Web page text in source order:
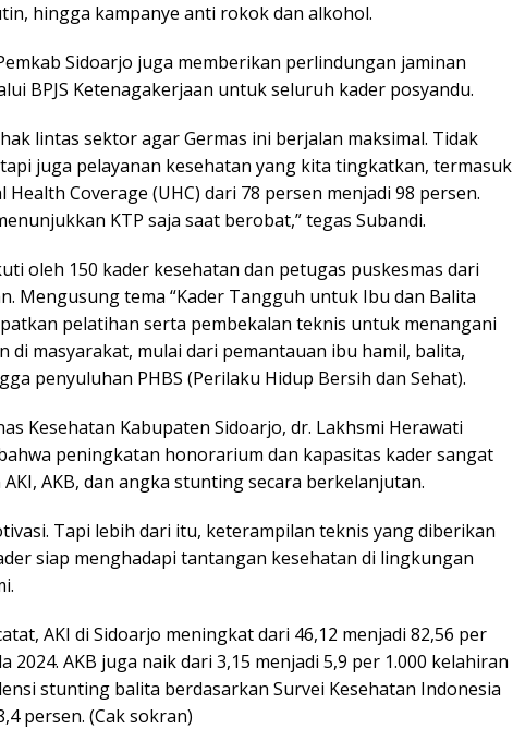
hingga kampanye anti rokok dan alkohol.
Sidoarjo juga memberikan perlindungan jaminan
BPJS Ketenagakerjaan untuk seluruh kader posyandu.
lintas sektor agar Germas ini berjalan maksimal. Tidak
juga pelayanan kesehatan yang kita tingkatkan, termasuk
Coverage (UHC) dari 78 persen menjadi 98 persen.
KTP saja saat berobat,” tegas Subandi.
oleh 150 kader kesehatan dan petugas puskesmas dari
Mengusung tema “Kader Tangguh untuk Ibu dan Balita
pelatihan serta pembekalan teknis untuk menangani
di masyarakat, mulai dari pemantauan ibu hamil, balita,
penyuluhan PHBS (Perilaku Hidup Bersih dan Sehat).
Kesehatan Kabupaten Sidoarjo, dr. Lakhsmi Herawati
peningkatan honorarium dan kapasitas kader sangat
AKB, dan angka stunting secara berkelanjutan.
Tapi lebih dari itu, keterampilan teknis yang diberikan
siap menghadapi tantangan kesehatan di lingkungan
AKI di Sidoarjo meningkat dari 46,12 menjadi 82,56 per
2024. AKB juga naik dari 3,15 menjadi 5,9 per 1.000 kelahiran
stunting balita berdasarkan Survei Kesehatan Indonesia
persen. (Cak sokran)